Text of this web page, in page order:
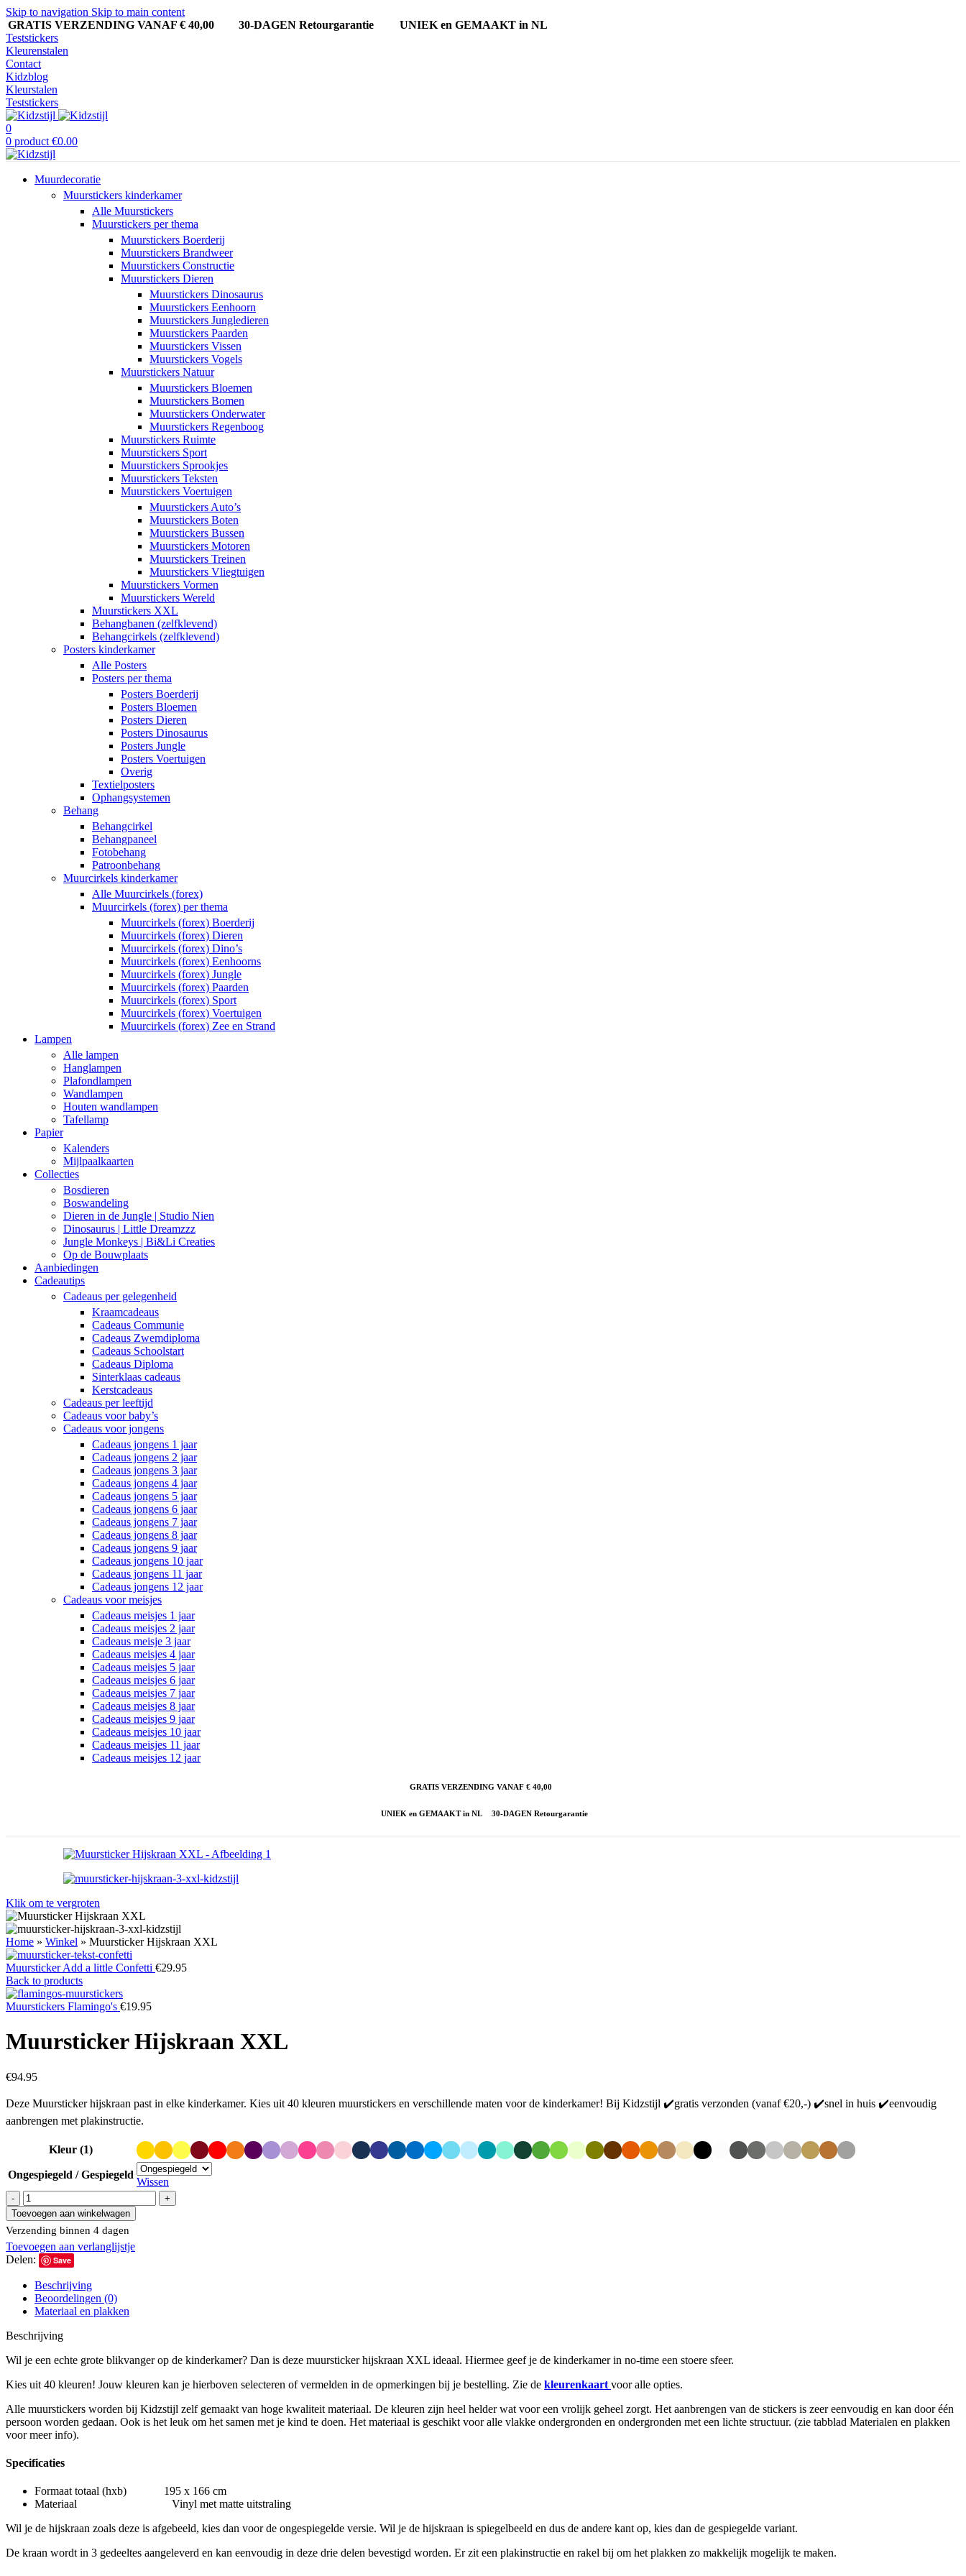
Skip to navigation Skip to main content
GRATIS VERZENDING VANAF € 40,00
30-DAGEN Retourgarantie UNIEK en GEMAAKT in NL
Teststickers
Kleurenstalen
Contact
Kidzblog
Kleurstalen
Teststickers
0
0 product €0.00
Muurdecoratie
Muurstickers kinderkamer
Alle Muurstickers
Muurstickers per thema
Muurstickers Boerderij
Muurstickers Brandweer
Muurstickers Constructie
Muurstickers Dieren
Muurstickers Dinosaurus
Muurstickers Eenhoorn
Muurstickers Jungledieren
Muurstickers Paarden
Muurstickers Vissen
Muurstickers Vogels
Muurstickers Natuur
Muurstickers Bloemen
Muurstickers Bomen
Muurstickers Onderwater
Muurstickers Regenboog
Muurstickers Ruimte
Muurstickers Sport
Muurstickers Sprookjes
Muurstickers Teksten
Muurstickers Voertuigen
Muurstickers Auto’s
Muurstickers Boten
Muurstickers Bussen
Muurstickers Motoren
Muurstickers Treinen
Muurstickers Vliegtuigen
Muurstickers Vormen
Muurstickers Wereld
Muurstickers XXL
Behangbanen (zelfklevend)
Behangcirkels (zelfklevend)
Posters kinderkamer
Alle Posters
Posters per thema
Posters Boerderij
Posters Bloemen
Posters Dieren
Posters Dinosaurus
Posters Jungle
Posters Voertuigen
Overig
Textielposters
Ophangsystemen
Behang
Behangcirkel
Behangpaneel
Fotobehang
Patroonbehang
Muurcirkels kinderkamer
Alle Muurcirkels (forex)
Muurcirkels (forex) per thema
Muurcirkels (forex) Boerderij
Muurcirkels (forex) Dieren
Muurcirkels (forex) Dino’s
Muurcirkels (forex) Eenhoorns
Muurcirkels (forex) Jungle
Muurcirkels (forex) Paarden
Muurcirkels (forex) Sport
Muurcirkels (forex) Voertuigen
Muurcirkels (forex) Zee en Strand
Lampen
Alle lampen
Hanglampen
Plafondlampen
Wandlampen
Houten wandlampen
Tafellamp
Papier
Kalenders
Mijlpaalkaarten
Collecties
Bosdieren
Boswandeling
Dieren in de Jungle | Studio Nien
Dinosaurus | Little Dreamzzz
Jungle Monkeys | Bi&Li Creaties
Op de Bouwplaats
Aanbiedingen
Cadeautips
Cadeaus per gelegenheid
Kraamcadeaus
Cadeaus Communie
Cadeaus Zwemdiploma
Cadeaus Schoolstart
Cadeaus Diploma
Sinterklaas cadeaus
Kerstcadeaus
Cadeaus per leeftijd
Cadeaus voor baby’s
Cadeaus voor jongens
Cadeaus jongens 1 jaar
Cadeaus jongens 2 jaar
Cadeaus jongens 3 jaar
Cadeaus jongens 4 jaar
Cadeaus jongens 5 jaar
Cadeaus jongens 6 jaar
Cadeaus jongens 7 jaar
Cadeaus jongens 8 jaar
Cadeaus jongens 9 jaar
Cadeaus jongens 10 jaar
Cadeaus jongens 11 jaar
Cadeaus jongens 12 jaar
Cadeaus voor meisjes
Cadeaus meisjes 1 jaar
Cadeaus meisjes 2 jaar
Cadeaus meisje 3 jaar
Cadeaus meisjes 4 jaar
Cadeaus meisjes 5 jaar
Cadeaus meisjes 6 jaar
Cadeaus meisjes 7 jaar
Cadeaus meisjes 8 jaar
Cadeaus meisjes 9 jaar
Cadeaus meisjes 10 jaar
Cadeaus meisjes 11 jaar
Cadeaus meisjes 12 jaar
GRATIS VERZENDING VANAF € 40,00
UNIEK en GEMAAKT in NL 30-DAGEN Retourgarantie
Klik om te vergroten
Home » Winkel » Muursticker Hijskraan XXL
Muursticker Add a little Confetti €29.95
Back to products
Muurstickers Flamingo's €19.95
Muursticker Hijskraan XXL
€94.95
Deze Muursticker hijskraan past in elke kinderkamer. Kies uit 40 kleuren muurstickers en verschillende maten voor de kinderkamer! Bij Kidzstijl ✔️gratis verzonden (vanaf €20,-) ✔️snel in huis ✔️eenvoudig
aanbrengen met plakinstructie.
Kleur (1)
Ongespiegeld / Gespiegeld
Wissen
Muursticker
Hijskraan
XXL
aantal
Toevoegen aan winkelwagen
Verzending binnen 4 dagen
Toevoegen aan verlanglijstje
Delen:
Save
Beschrijving
Beoordelingen (0)
Materiaal en plakken
Beschrijving
Wil je een echte grote blikvanger op de kinderkamer? Dan is deze muursticker hijskraan XXL ideaal. Hiermee geef je de kinderkamer in no-time een stoere sfeer.
Kies uit 40 kleuren! Jouw kleuren kan je hierboven selecteren of vermelden in de opmerkingen bij je bestelling. Zie de kleurenkaart voor alle opties.
Alle muurstickers worden bij Kidzstijl zelf gemaakt van hoge kwaliteit materiaal. De kleuren zijn heel helder wat voor een vrolijk geheel zorgt. Het aanbrengen van de stickers is zeer eenvoudig en kan door één
persoon worden gedaan. Ook is het leuk om het samen met je kind te doen. Het materiaal is geschikt voor alle vlakke ondergronden en ondergronden met een lichte structuur. (zie tabblad Materialen en plakken
voor meer info).
Specificaties
Formaat totaal (hxb) 195 x 166 cm
Materiaal Vinyl met matte uitstraling
Wil je de hijskraan zoals deze is afgebeeld, kies dan voor de ongespiegelde versie. Wil je de hijskraan is spiegelbeeld en dus de andere kant op, kies dan de gespiegelde variant.
De kraan wordt in 3 gedeeltes aangeleverd en kan eenvoudig in deze drie delen bevestigd worden. Er zit een plakinstructie en rakel bij om het plakken zo makkelijk mogelijk te maken.